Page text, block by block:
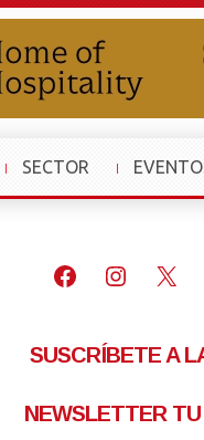
SECTOR
»
Facebook
X
SUSCRÍBETE A
NEWSLETTER